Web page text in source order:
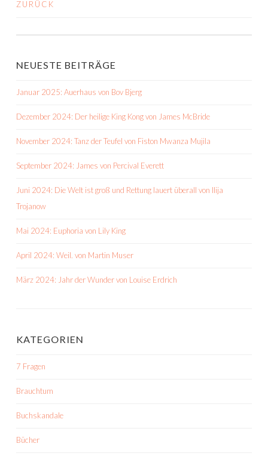
BEITRAGS-
ZURÜCK
NEUESTE BEITRÄGE
Januar 2025: Auerhaus von Bov Bjerg
Dezember 2024: Der heilige King Kong von James McBride
November 2024: Tanz der Teufel von Fiston Mwanza Mujila
September 2024: James von Percival Everett
Juni 2024: Die Welt ist groß und Rettung lauert überall von Ilija
Trojanow
Mai 2024: Euphoria von Lily King
April 2024: Weil. von Martin Muser
März 2024: Jahr der Wunder von Louise Erdrich
KATEGORIEN
7 Fragen
Brauchtum
Buchskandale
Bücher